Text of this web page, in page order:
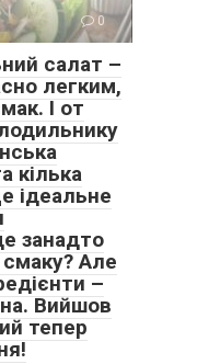
0
салат –
легким,
І от
кілька
ідеальне
занадто
Але
–
Вийшов
тепер